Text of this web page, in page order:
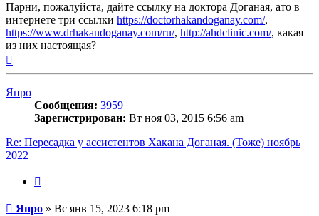
Парни, пожалуйста, дайте ссылку на доктора Доганая, ато в
интернете три ссылки https://doctorhakandoganay.com/,
https://www.drhakandoganay.com/ru/, http://ahdclinic.com/, какая
из них настоящая?
Япро
Сообщения: 3959
Зарегистрирован: Вт ноя 03, 2015 6:56 am
Re: Пересадка у ассистентов Хакана Доганая. (Тоже) ноябрь
2022
Сообщение
Япро » Вс янв 15, 2023 6:18 pm